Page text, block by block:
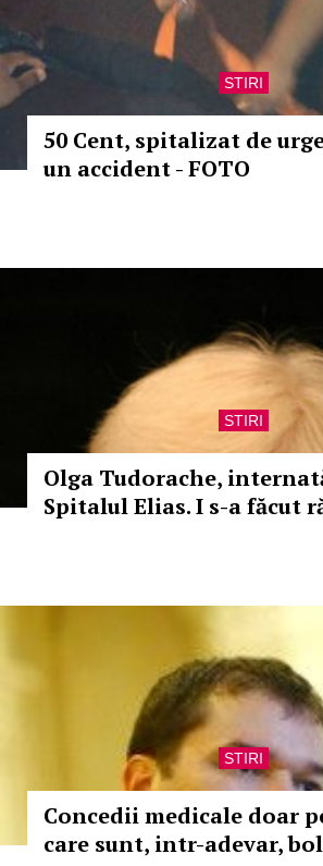
STIRI
50 Cent, spitalizat de
un accident - FOTO
STIRI
Olga Tudorache,
Spitalul Elias. I s-a făcut
STIRI
Concedii medicale doar
care sunt, intr-adevar,